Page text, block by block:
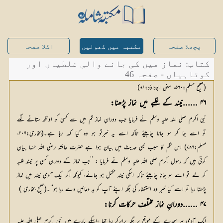
پچھلا صفحہ مکتبہ میں کھولیں اگلا صفحہ
کتاب: نماز میں کی جانے والی غلطیاں اور
کوتاہیاں - صفحہ 46
(صحیح مسلم:۵۶۰، سنن ابوداؤد:۸۱)
۴۶ ......نیند کے غلبے میں نماز پڑھنا:
نبی اکرم صلی اللہ علیہ وسلم نے فرمایا جب دورانِ نماز تم میں سے کسی کو اونگھ ستانے لگے
تو اسے جا کر سو جانا چاہیئے تاکہ اسے یہ خبرتو ہو وہ کیا کہہ رہا ہے۔(بخاری:۲۰۹،
مسلم:۷۸۶) اس حکم کا سبب بھی حدیث میں بیان ہوا ہے حضرت عائشہ رضی اللہ عنہا بیان
کرتی ہیں کہ رسول اکرم صلی اللہ علیہ وسلم نے فرمایا : ’’جب نماز کے دوران کسی پر نیند غلبہ
کر لے تو اسے سو جانا چاہیئے تاکہ اسکی نیند مکمل ہو جائے، کیونکہ اگر ایک آدمی نیند میں نماز
پڑھتا رہا تو اسے کیا خبر وہ استغفار کی جگہ اپنے آپ کو بد دعائیں دے رہا ہو‘‘۔(صحیح بخاری )
۴۷ ......دورانِ نماز مختلف حرکات کرنا: